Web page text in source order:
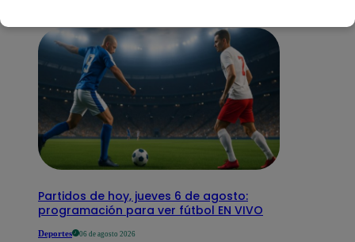
Partidos de hoy, jueves 6 de agosto:
programación para ver fútbol EN VIVO
Deportes 06 de agosto 2026